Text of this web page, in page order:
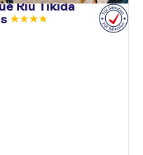
Riu Tikida